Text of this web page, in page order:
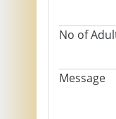
No of
Message